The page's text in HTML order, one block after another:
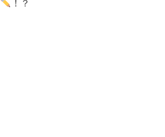
！？